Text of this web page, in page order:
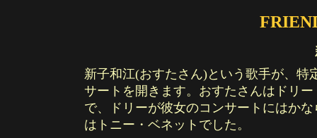
新子和江(おすたさん)という歌手が、特
サートを開きます。おすたさんはドリ
で、ドリーが彼女のコンサートにはか
はトニー・ベネットでした。